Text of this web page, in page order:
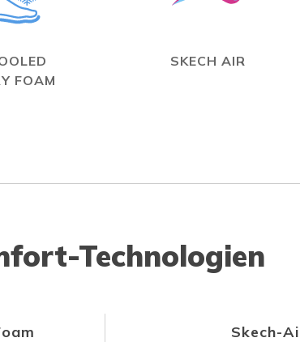
FOAM
SKECH AIR
Technologien
Skech-